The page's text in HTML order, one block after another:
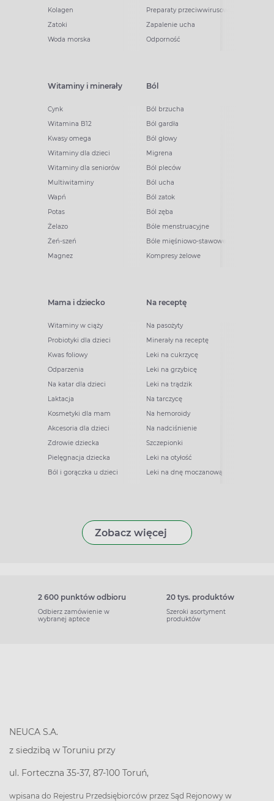
Kolagen
Zatoki
Woda morska
Preparaty przeciwwirusowe
Zapalenie ucha
Odporność
Witaminy i minerały
Cynk
Witamina B12
Kwasy omega
Witaminy dla dzieci
Witaminy dla seniorów
Multiwitaminy
Wapń
Potas
Żelazo
Żeń-szeń
Magnez
Ból
Ból brzucha
Ból gardła
Ból głowy
Migrena
Ból pleców
Ból ucha
Ból zatok
Ból zęba
Bóle menstruacyjne
Bóle mięśniowo-stawowe
Kompresy żelowe
Mama i dziecko
Witaminy w ciąży
Probiotyki dla dzieci
Kwas foliowy
Odparzenia
Na katar dla dzieci
Laktacja
Kosmetyki dla mam
Akcesoria dla dzieci
Zdrowie dziecka
Pielęgnacja dziecka
Ból i gorączka u dzieci
Na receptę
Na pasożyty
Minerały na receptę
Leki na cukrzycę
Leki na grzybicę
Leki na trądzik
Na tarczycę
Na hemoroidy
Na nadciśnienie
Szczepionki
Leki na otyłość
Leki na dnę moczanową
Zobacz więcej
2 600 punktów odbioru
Odbierz zamówienie w
wybranej aptece
20 tys. produktów
Szeroki asortyment
produktów
NEUCA S.A.
z siedzibą w Toruniu przy
ul. Forteczna 35-37, 87-100 Toruń,
wpisana do Rejestru Przedsiębiorców przez Sąd Rejonowy w